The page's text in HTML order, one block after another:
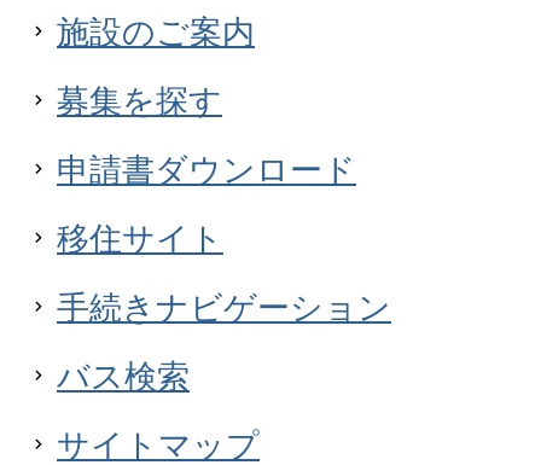
【7/1～】JR東日本行田駅開業
開催します
05月13日
中心市街地における公共施設の
04月27日
施設のご案内
募集を探す
申請書ダウンロード
移住サイト
手続きナビゲーション
バス検索
サイトマップ